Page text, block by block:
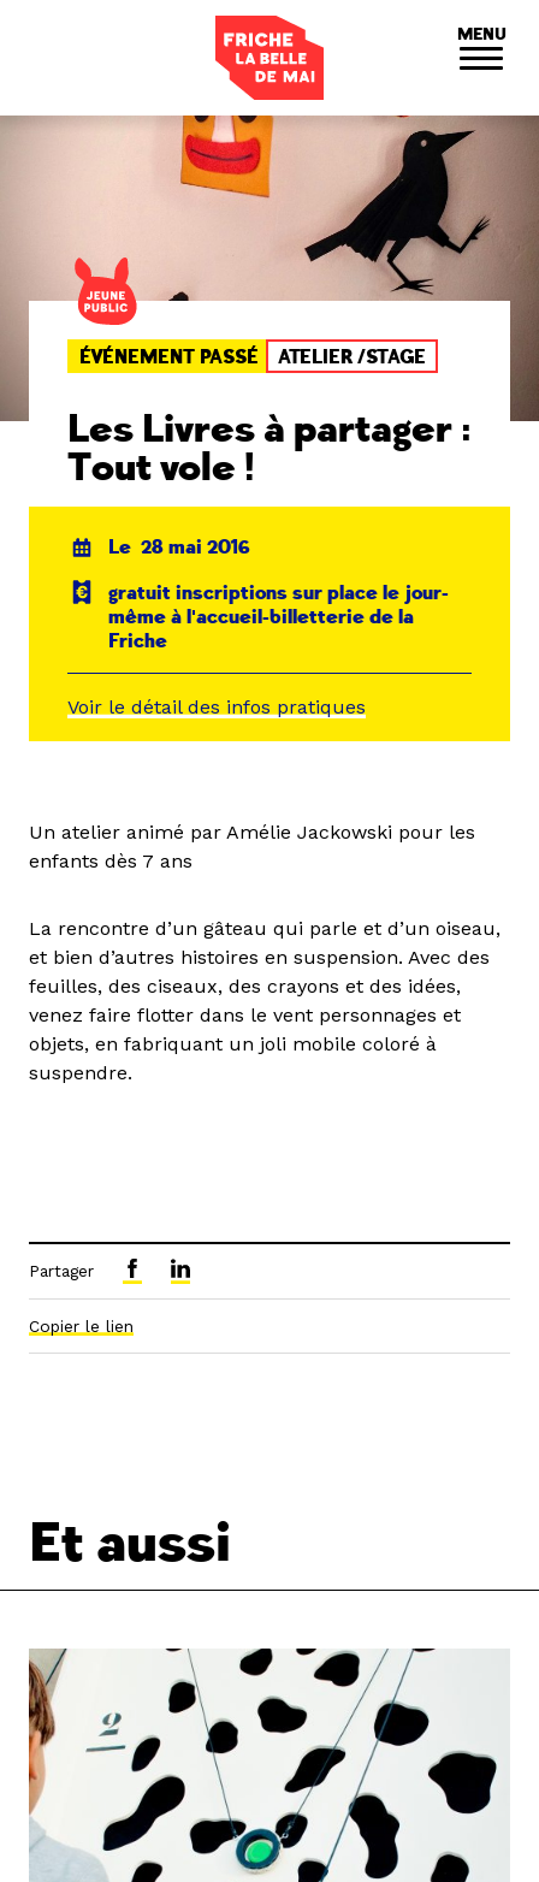
MENU
ÉVÉNEMENT PASSÉ ATELIER /STAGE
Les Livres à partager :
Tout vole !
Le 28 mai 2016
gratuit inscriptions sur place le jour-
même à l'accueil-billetterie de la
Friche
Voir le détail des infos pratiques
Un atelier animé par Amélie Jackowski pour les
enfants dès 7 ans
La rencontre d’un gâteau qui parle et d’un oiseau,
et bien d’autres histoires en suspension. Avec des
feuilles, des ciseaux, des crayons et des idées,
venez faire flotter dans le vent personnages et
objets, en fabriquant un joli mobile coloré à
suspendre.
Partager
Copier le lien
Et aussi
Panneau de gestion des cookies